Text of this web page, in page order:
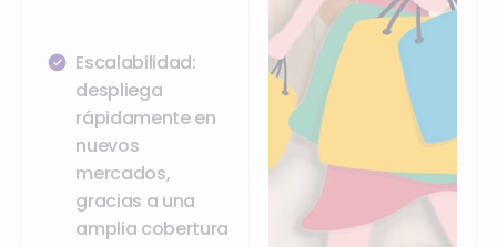
Escalabilidad:
despliega
rápidamente en
nuevos
mercados,
gracias a una
amplia cobertura